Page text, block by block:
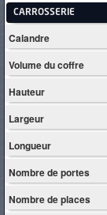
CARROSSERIE
Calandre
Volume du coffre
Hauteur
Largeur
Longueur
Nombre de portes
Nombre de places